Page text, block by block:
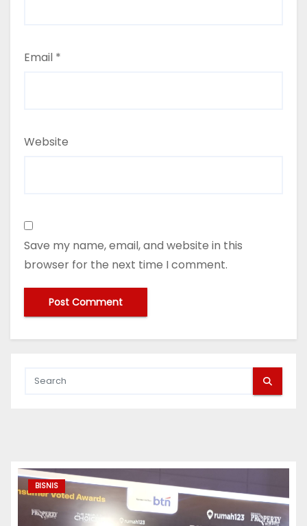
Email *
Website
Save my name, email, and website in this
browser for the next time I comment.
BISNIS